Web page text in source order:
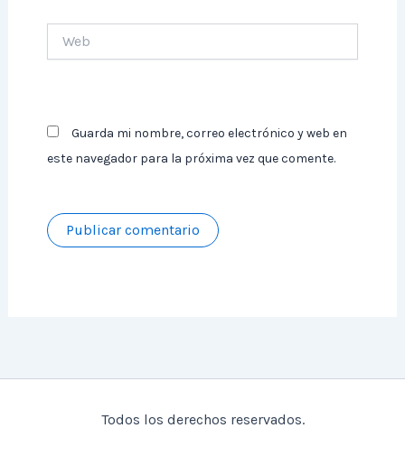
Guarda mi nombre, correo electrónico y web en
este navegador para la próxima vez que comente.
Todos los derechos reservados.